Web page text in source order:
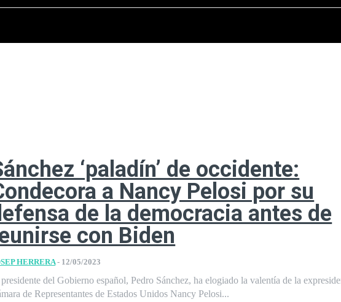
‘paladín’ de occidente:
a Nancy Pelosi por su
de la democracia antes de
con Biden
HERRERA- 12/05/2023
del Gobierno español, Pedro Sánchez, ha elogiado la valentía de la
de Representantes de Estados Unidos Nancy Pelosi...